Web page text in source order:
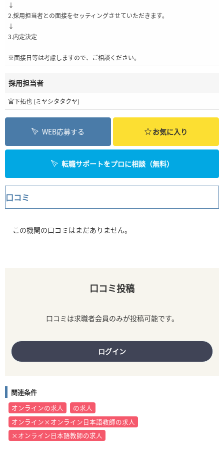
↓
2.採用担当者との面接をセッティングさせていただきます。
↓
3.内定決定
※面接日等は考慮しますので、ご相談ください。
採用担当者
宮下拓也 (ミヤシタタクヤ)
WEB応募する お気に入り
転職サポートをプロに相談（無料）
口コミ
この機関の口コミはまだありません。
口コミ投稿
口コミは求職者会員のみが投稿可能です。
ログイン
関連条件
オンラインの求人
の求人
オンライン×オンライン日本語教師の求人
×オンライン日本語教師の求人